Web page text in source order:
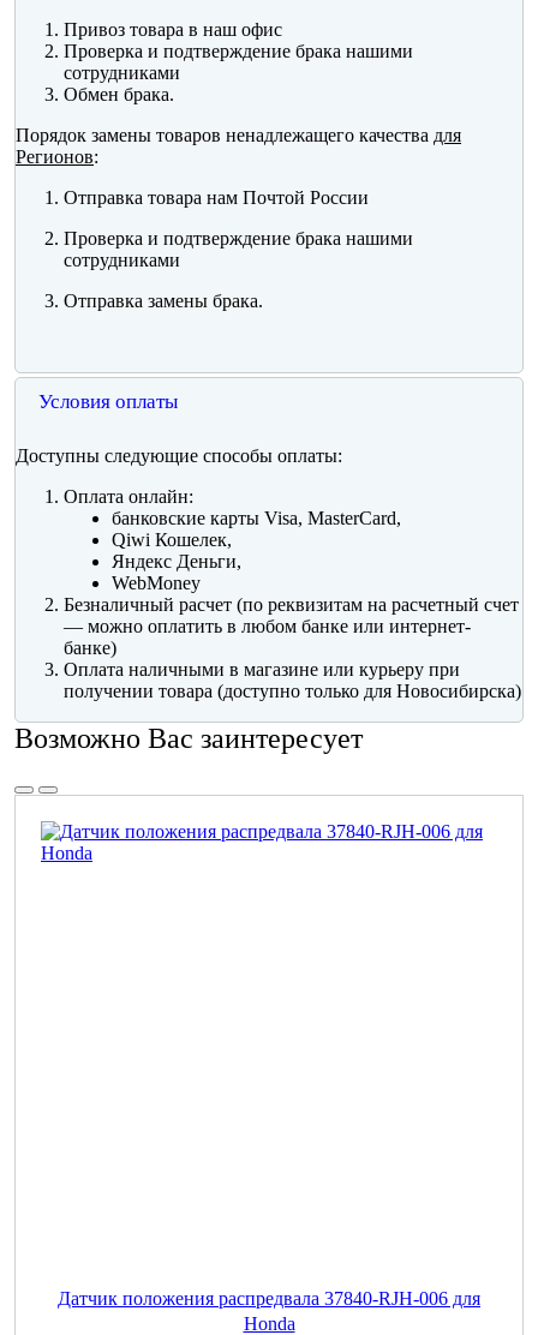
Привоз товара в наш офис
Проверка и подтверждение брака нашими
сотрудниками
Обмен брака.
Порядок замены товаров ненадлежащего качества для
Регионов:
Отправка товара нам Почтой России
Проверка и подтверждение брака нашими
сотрудниками
Отправка замены брака.
Условия оплаты
Доступны следующие способы оплаты:
Оплата онлайн:
банковские карты Visa, MasterCard,
Qiwi Кошелек,
Яндекс Деньги,
WebMoney
Безналичный расчет (по реквизитам на расчетный счет
— можно оплатить в любом банке или интернет-
банке)
Оплата наличными в магазине или курьеру при
получении товара (доступно только для Новосибирска)
Возможно Вас заинтересует
Датчик положения распредвала 37840-RJH-006 для
Honda